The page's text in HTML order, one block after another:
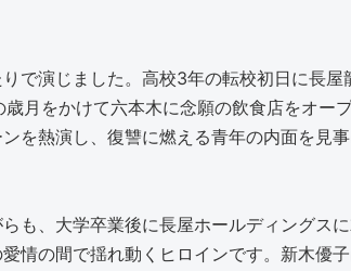
で演じました。高校3年の転校初日に長
月をかけて六本木に念願の飲食店をオー
熱演し、復讐に燃える青年の内面を見事
も、大学卒業後に長屋ホールディングス
情の間で揺れ動くヒロインです。新木優